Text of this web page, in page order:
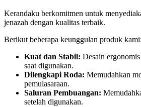
Kerandaku berkomitmen untuk
jenazah dengan kualitas terbaik.
Berikut beberapa keunggulan produk kami:
Kuat dan Stabil: Desain
saat digunakan.
Dilengkapi Roda: Memudahkan
pemulasaraan.
Saluran Pembuangan:
setelah digunakan.